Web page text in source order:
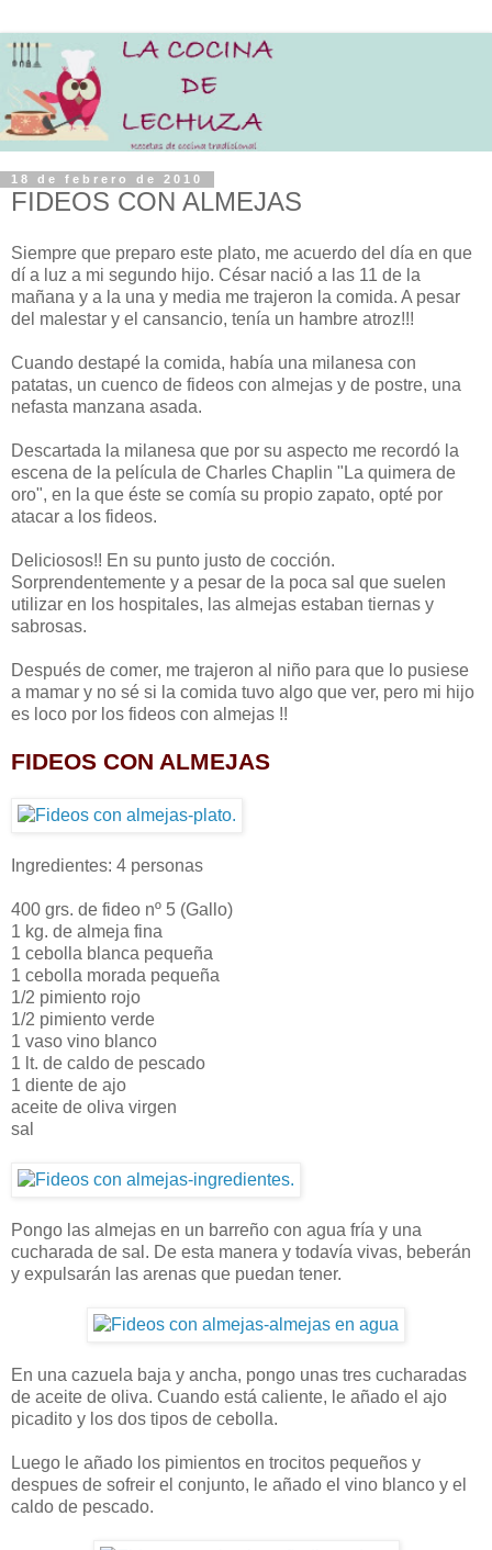
18 de febrero de 2010
FIDEOS CON ALMEJAS
Siempre que preparo este plato, me acuerdo del día en que
dí a luz a mi segundo hijo. César nació a las 11 de la
mañana y a la una y media me trajeron la comida. A pesar
del malestar y el cansancio, tenía un hambre atroz!!!
Cuando destapé la comida, había una milanesa con
patatas, un cuenco de fideos con almejas y de postre, una
nefasta manzana asada.
Descartada la milanesa que por su aspecto me recordó la
escena de la película de Charles Chaplin "La quimera de
oro", en la que éste se comía su propio zapato, opté por
atacar a los fideos.
Deliciosos!! En su punto justo de cocción.
Sorprendentemente y a pesar de la poca sal que suelen
utilizar en los hospitales, las almejas estaban tiernas y
sabrosas.
Después de comer, me trajeron al niño para que lo pusiese
a mamar y no sé si la comida tuvo algo que ver, pero mi hijo
es loco por los fideos con almejas !!
FIDEOS CON ALMEJAS
Ingredientes: 4 personas
400 grs. de fideo nº 5 (Gallo)
1 kg. de almeja fina
1 cebolla blanca pequeña
1 cebolla morada pequeña
1/2 pimiento rojo
1/2 pimiento verde
1 vaso vino blanco
1 lt. de caldo de pescado
1 diente de ajo
aceite de oliva virgen
sal
Pongo las almejas en un barreño con agua fría y una
cucharada de sal. De esta manera y todavía vivas, beberán
y expulsarán las arenas que puedan tener.
En una cazuela baja y ancha, pongo unas tres cucharadas
de aceite de oliva. Cuando está caliente, le añado el ajo
picadito y los dos tipos de cebolla.
Luego le añado los pimientos en trocitos pequeños y
despues de sofreir el conjunto, le añado el vino blanco y el
caldo de pescado.